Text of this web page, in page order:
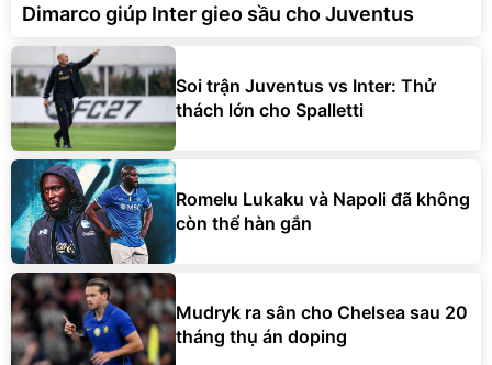
Dimarco giúp Inter gieo sầu cho Juventus
Soi trận Juventus vs Inter: Thử
thách lớn cho Spalletti
Romelu Lukaku và Napoli đã không
còn thể hàn gắn
Mudryk ra sân cho Chelsea sau 20
tháng thụ án doping